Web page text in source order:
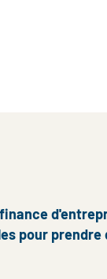
pour prendre